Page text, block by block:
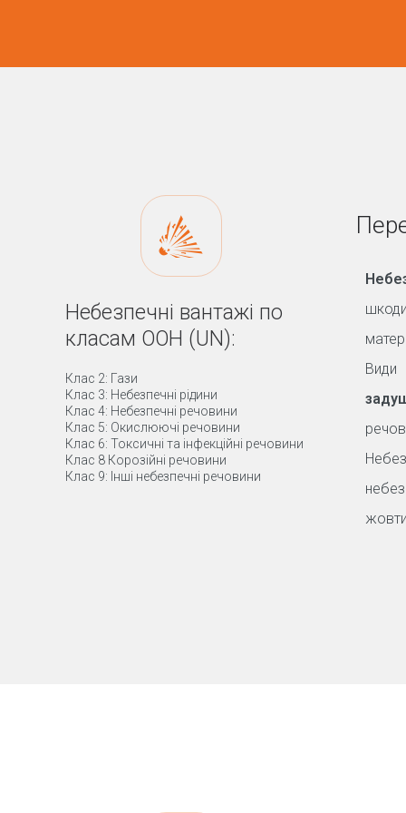
Небезпечні вантажі по
класам ООН (UN):
Клас 2: Гази
Клас 3: Небезпечні рідини
Клас 4: Небезпечні речовини
Клас 5: Окислюючі речовини
Клас 6: Токсичні та інфекційні речовини
Клас 8 Корозійні речовини
Клас 9: Інші небезпечні речовини
Види